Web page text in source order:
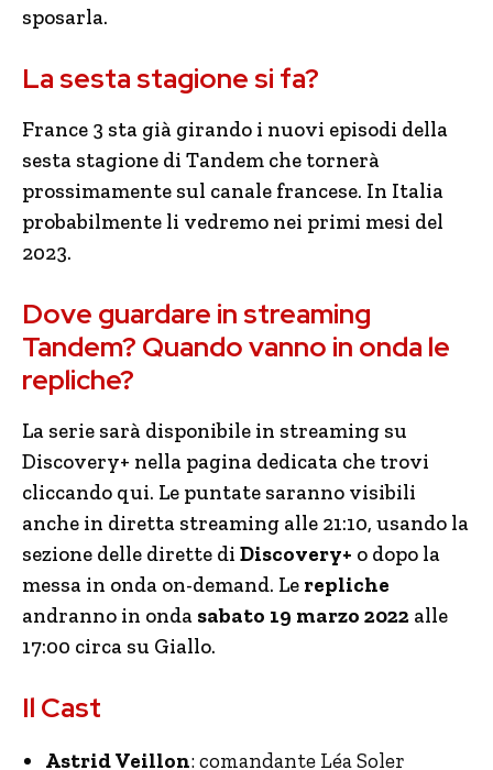
sposarla.
La sesta stagione si fa?
France 3 sta già girando i nuovi episodi della
sesta stagione di Tandem che tornerà
prossimamente sul canale francese. In Italia
probabilmente li vedremo nei primi mesi del
2023.
Dove guardare in streaming
Tandem? Quando vanno in onda le
repliche?
La serie sarà disponibile in streaming su
Discovery+ nella pagina dedicata che trovi
cliccando qui. Le puntate saranno visibili
anche in diretta streaming alle 21:10, usando la
sezione delle dirette di Discovery+ o dopo la
messa in onda on-demand. Le repliche
andranno in onda sabato 19 marzo 2022 alle
17:00 circa su Giallo.
Il Cast
Astrid Veillon: comandante Léa Soler